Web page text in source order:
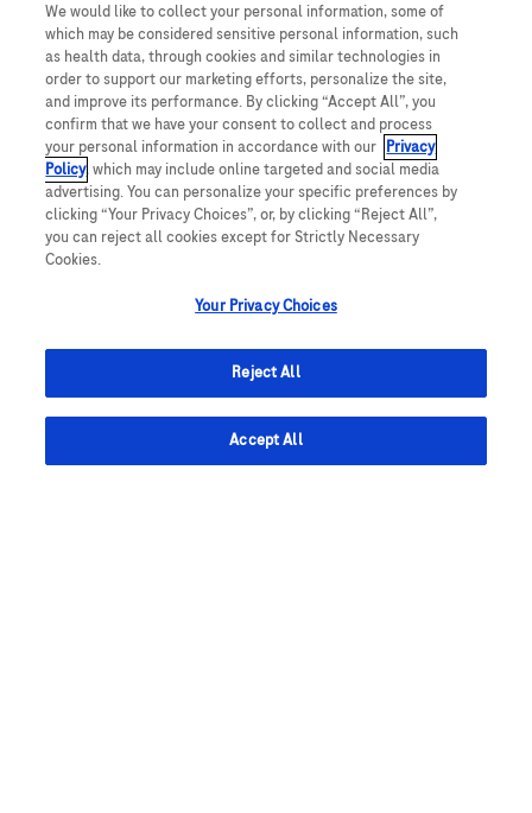
多元文化
我们主张包容、尊重文化差异。我们鼓励多元文
化带来的不同想法和方式。
了解更多
We would like to collect your personal information, some of
which may be considered sensitive personal information, such
as health data, through cookies and similar technologies in
order to support our marketing efforts, personalize the site,
and improve its performance. By clicking “Accept All”, you
confirm that we have your consent to collect and process
your personal information in accordance with our Privacy
Policy, which may include online targeted and social media
advertising. You can personalize your specific preferences by
clicking “Your Privacy Choices”, or, by clicking “Reject All”,
you can reject all cookies except for Strictly Necessary
Cookies.
Your Privacy Choices
Reject All
Accept All